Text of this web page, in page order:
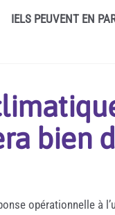
IELS PEUVENT EN
bien
opérationnelle à